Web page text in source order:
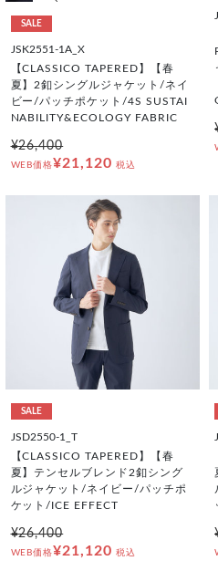
SALE
JSK2551-1A_X
【CLASSICO TAPERED】【春
夏】2釦シングルジャケット/ネイ
ビー/パッチポケット/4S SUSTAI
NABILITY&ECOLOGY FABRIC
¥26,400
WEB価格¥21,120 税込
SALE
JSD2550-1_T
【CLASSICO TAPERED】【春
夏】テンセルブレンド2釦シング
ルジャケット/ネイビー/パッチポ
ケット/ICE EFFECT
¥26,400
WEB価格¥21,120 税込